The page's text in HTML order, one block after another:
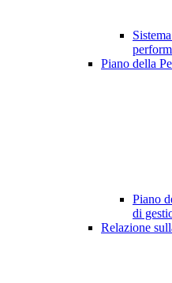
Piano della
Piano
di
Relazione